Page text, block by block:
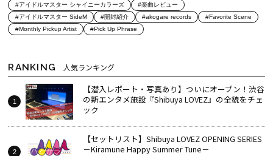
#アイドルマスター シャイニーカラーズ
#楽曲レビュー
#アイドルマスター SideM
#開封紹介 #akogare records
#Favorite Scene
#Monthly Pickup Artist
#Pick Up Phrase
RANKING 人気ランキング
【潜入レポート・写真あり】ついにオープン！渋谷
の新エンタメ施設『Shibuya LOVEZ』の全貌をチェ
ック
【セットリスト】Shibuya LOVEZ OPENING SERIES
－Kiramune Happy Summer Tune－